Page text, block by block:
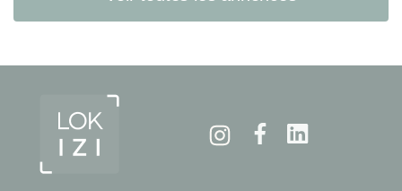
InstagramFacebook